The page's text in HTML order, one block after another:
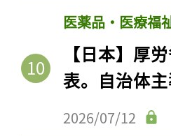
医薬品・医療福
【日本】厚
表。自治体
2026/07/12